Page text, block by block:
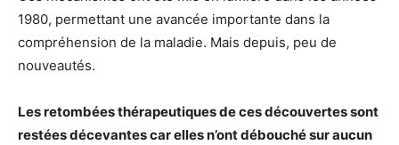
1980, permettant une avancée importante dans la
compréhension de la maladie. Mais depuis, peu de
nouveautés.
Les retombées thérapeutiques de ces découvertes sont
restées décevantes car elles n’ont débouché sur aucun